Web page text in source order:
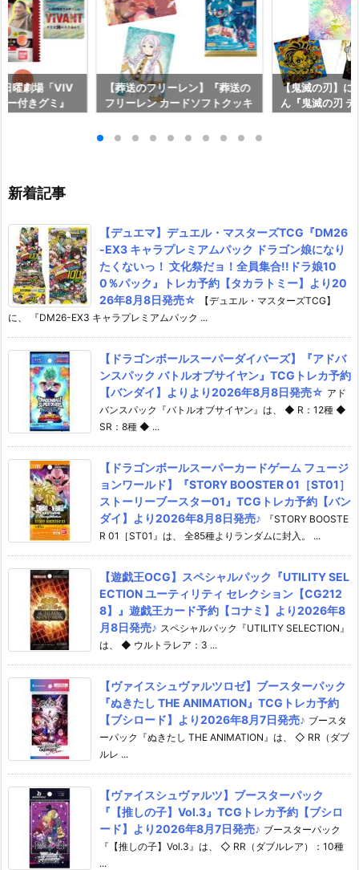
曜劇場「VIV
付きグミ』
【葬送のフリーレン】『葬送の
フリーレン カードソフトクッキ
イ】より2026年8月3日発売♪
【鬼滅の刃】に
ん『鬼滅の刃
新着記事
【デュエマ】デュエル・マスターズTCG『DM26
-EX3 キャラプレミアムパック ドラゴン娘になり
たくないっ！ 文化祭だョ！全員集合!!ドラ娘10
0％パック』トレカ予約【タカラトミー】より20
26年8月8日発売☆
【デュエル・マスターズTCG】
に、 『DM26-EX3 キャラプレミアムパック ...
【ドラゴンボールスーパーダイバーズ】『アドバ
ンスパック バトルオブサイヤン』TCGトレカ予約
【バンダイ】よりより2026年8月8日発売☆ アド
バンスパック『バトルオブサイヤン』は、 ◆ R：12種 ◆
SR：8種 ◆ ...
【ドラゴンボールスーパーカードゲーム フュージ
ョンワールド】『STORY BOOSTER 01［ST01］
ストーリーブースター01』TCGトレカ予約【バン
ダイ】より2026年8月8日発売♪
『STORY BOOSTE
R 01［ST01』は、 全85種よりランダムに封入。 ...
【遊戯王OCG】スペシャルパック『UTILITY SEL
ECTION ユーティリティ セレクション【CG212
8】』遊戯王カード予約【コナミ】より2026年8
月8日発売♪ スペシャルパック『UTILITY SELECTION』
は、 ◆ ウルトラレア：3 ...
【ヴァイスシュヴァルツロゼ】ブースターパック
『ぬきたし THE ANIMATION』TCGトレカ予約
【ブシロード】より2026年8月7日発売♪ ブースタ
ーパック『ぬきたし THE ANIMATION』は、 ◇ RR（ダブ
ルレ ...
【ヴァイスシュヴァルツ】ブースターパック
『【推しの子】Vol.3』TCGトレカ予約【ブシロ
ード】より2026年8月7日発売♪ ブースターパック
『【推しの子】Vol.3』は、 ◇ RR（ダブルレア）：10種
...